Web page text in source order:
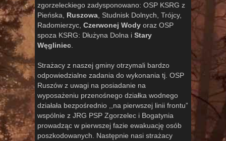
zgorzeleckiego zadysponowano: OSP KSRG z
Pieńska, Ruszowa , Studnisk Dolnych, Trójcy,
Radomierzyc, Czerwonej Wody oraz OSP
spoza KSRG: Dłużyna Dolna i Stary
Węgliniec
Strażacy z naszej gminy otrzymali bardzo
odpowiedzialne zadania do wykonania tj. OSP
Ruszów z uwagi na posiadanie na
wyposażeniu przenośnego działka wodnego
działała bezpośrednio ,,na pierwszej linii frontu”
wspólnie z JRG PSP Zgorzelec i Bogatynia
prowadząc w pierwszej fazie ewakuację osób
poszkodowanych. Następnie nasi strażacy